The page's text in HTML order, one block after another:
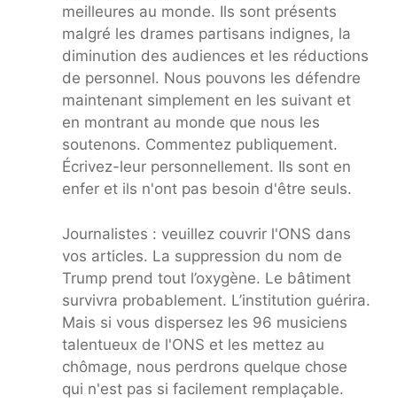
meilleures au monde. Ils sont présents
malgré les drames partisans indignes, la
diminution des audiences et les réductions
de personnel. Nous pouvons les défendre
maintenant simplement en les suivant et
en montrant au monde que nous les
soutenons. Commentez publiquement.
Écrivez-leur personnellement. Ils sont en
enfer et ils n'ont pas besoin d'être seuls.
Journalistes : veuillez couvrir l'ONS dans
vos articles. La suppression du nom de
Trump prend tout l’oxygène. Le bâtiment
survivra probablement. L’institution guérira.
Mais si vous dispersez les 96 musiciens
talentueux de l'ONS et les mettez au
chômage, nous perdrons quelque chose
qui n'est pas si facilement remplaçable.